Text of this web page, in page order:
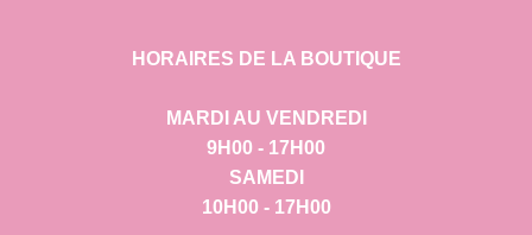
HORAIRES DE LA BOUTIQUE
MARDI AU VENDREDI
9H00 - 17H00
SAMEDI
10H00 - 17H00